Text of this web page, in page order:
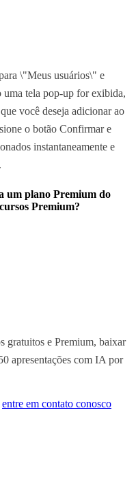
\"Meus usuários\" e
tela pop-up for exibida,
você deseja adicionar ao
o botão Confirmar e
instantaneamente e
um plano Premium do
Premium?
gratuitos e Premium, baixar
apresentações com IA por
entre em contato conosco